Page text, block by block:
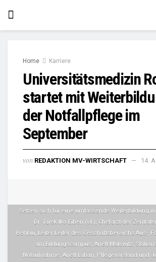
Home Karriere
Universitätsmedizin
startet mit
der Notfallpflege im
September
von REDAKTION MV-WIRTSCHAFT 14.
Setzen sich für eine umfassende Weiterbildung
Dr. Tarek Iko Eiben (v.l.), Chefarzt der
Behlau, Leiter Leiter des Geschäftsbereichs Aus-,
am Bildungscampus, Anett Malowitz,
Notaufnahme, Anett Laban, Pflegevorstand und